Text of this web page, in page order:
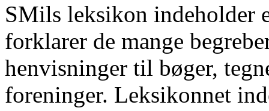
SMils leksikon indeholder
forklarer de mange
henvisninger til bøger,
foreninger. Leksikonnet